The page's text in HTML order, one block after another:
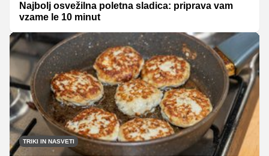
Najbolj osvežilna poletna sladica: priprava vam
vzame le 10 minut
TRIKI IN NASVETI